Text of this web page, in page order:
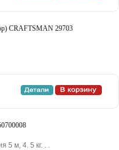
CRAFTSMAN 29703
5 м, 4. 5 кг. . .